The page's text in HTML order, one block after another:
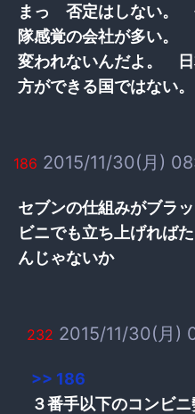
まっ 否定はしない。
隊感覚の会社が多い。
変われないんだよ。
方ができる国ではない。
186 2015/11/30(月)
セブンの仕組みがブラ
ビニでも立ち上げれば
んじゃないか
232 2015/11/30(月)
>> 186
３番手以下のコンビ